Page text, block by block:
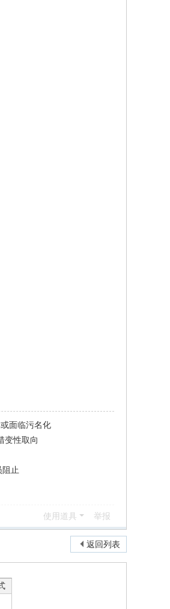
面临污名化
变性取向
止
使用道具 举报
返回列表